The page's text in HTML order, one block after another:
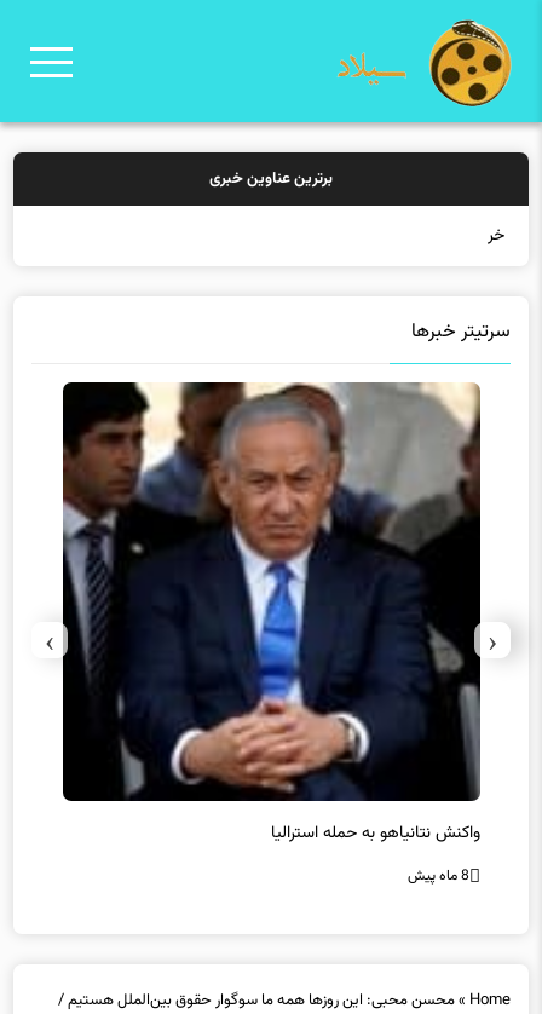
برترین عناوین خبری
خرید بیمه: سنتی ی
سرتیتر خبرها
واکنش نتانیاهو به حمله استرالیا
8 ماه پیش
‹
›
Home
»محسن محبی: این روزها همه ما سوگوار حقوق بین‌الملل هستیم /